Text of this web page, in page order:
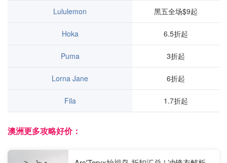
Lululemon 黑五全场$9起
Hoka 6.5折起
Puma 3折起
Lorna Jane 6折起
Fila 1.7折起
澳洲更多攻略好价：